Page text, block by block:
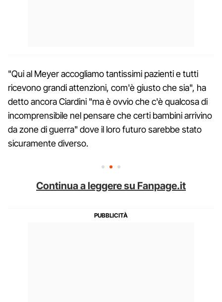
"Qui al Meyer accogliamo tantissimi pazienti e tutti
ricevono grandi attenzioni, com'è giusto che sia", ha
detto ancora Ciardini "ma è ovvio che c'è qualcosa di
incomprensibile nel pensare che certi bambini arrivino
da zone di guerra" dove il loro futuro sarebbe stato
sicuramente diverso.
Continua a leggere su Fanpage.it